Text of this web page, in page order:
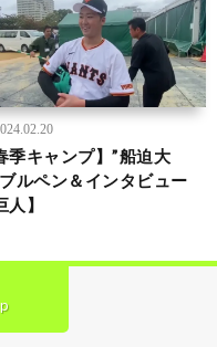
季キャンプ】”船迫大
ルペン＆インタビュー
人】